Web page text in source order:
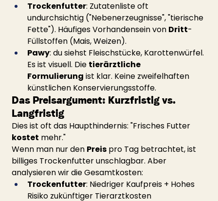
Trockenfutter: Zutatenliste oft
undurchsichtig ("Nebenerzeugnisse", "tierische
Fette"). Häufiges Vorhandensein von Dritt-
Füllstoffen (Mais, Weizen).
Pawy: du siehst Fleischstücke, Karottenwürfel.
Es ist visuell. Die tierärztliche
Formulierung ist klar. Keine zweifelhaften
künstlichen Konservierungsstoffe.
Das Preisargument: Kurzfristig vs.
Langfristig
Dies ist oft das Haupthindernis: "Frisches Futter
kostet mehr."
Wenn man nur den Preis pro Tag betrachtet, ist
billiges Trockenfutter unschlagbar. Aber
analysieren wir die Gesamtkosten:
Trockenfutter: Niedriger Kaufpreis + Hohes
Risiko zukünftiger Tierarztkosten